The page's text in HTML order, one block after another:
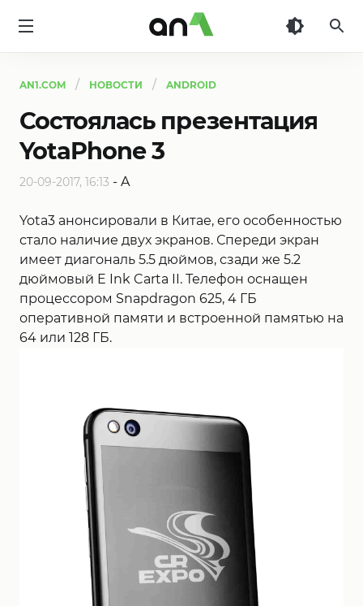
AN1.COM НОВОСТИ ANDROID
Состоялась презентация
YotaPhone 3
20-09-2017, 16:13 - A
Yota3 анонсировали в Китае, его особенностью
стало наличие двух экранов. Спереди экран
имеет диагональ 5.5 дюймов, сзади же 5.2
дюймовый E Ink Carta II. Телефон оснащен
процессором Snapdragon 625, 4 ГБ
оперативной памяти и встроенной памятью на
64 или 128 ГБ.